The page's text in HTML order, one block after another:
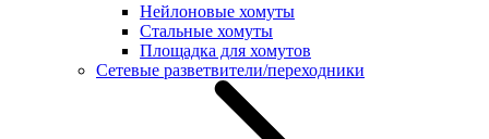
Нейлоновые хомуты
Стальные хомуты
Площадка для хомутов
Сетевые разветвители/переходники